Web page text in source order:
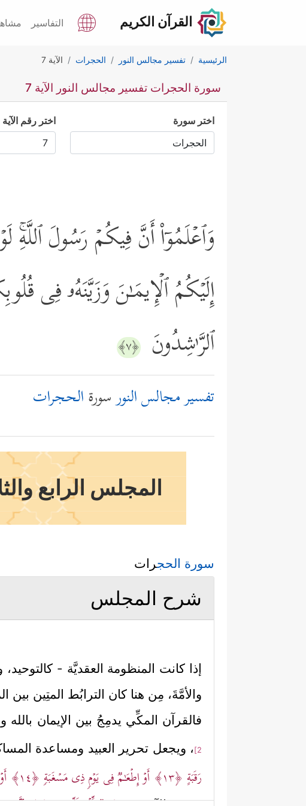
القرآن الكريم التفاسير
الرئيسية تفسير مجالس النور الحجرات الآية 7
سورة الحجرات تفسير مجالس النور الآية 7
اختر سورة اختر رقم الآية
وَٱعۡلَمُوۤاْ أَنَّ فِیكُمۡ رَسُولَ
إِلَیۡكُمُ ٱلۡإِیمَـٰنَ وَزَیَّنَهُۥ فِی
ٱلرَّ ٰ⁠شِدُونَ ﴿٧﴾
تفسير مجالس النورسورةالحجرات
المجلس الرابع
سورة الحجرات
شرح المجلس
إذا كانت المنظومة العقديَّة -
والأمَّةَ، مِن هنا كان الترابُط المتِين
فالقرآن المكِّي يدمِجُ بين الإيمان بالله
2] ، ويجعل تحرير العبيد ومساعدة
رَقَبَةٍ ﴿١٣﴾ أَوۡ إِطۡعَـٰمࣱ فِی یَوۡمࣲ ذِی مَسۡغَبَةࣲ ﴿١٤﴾